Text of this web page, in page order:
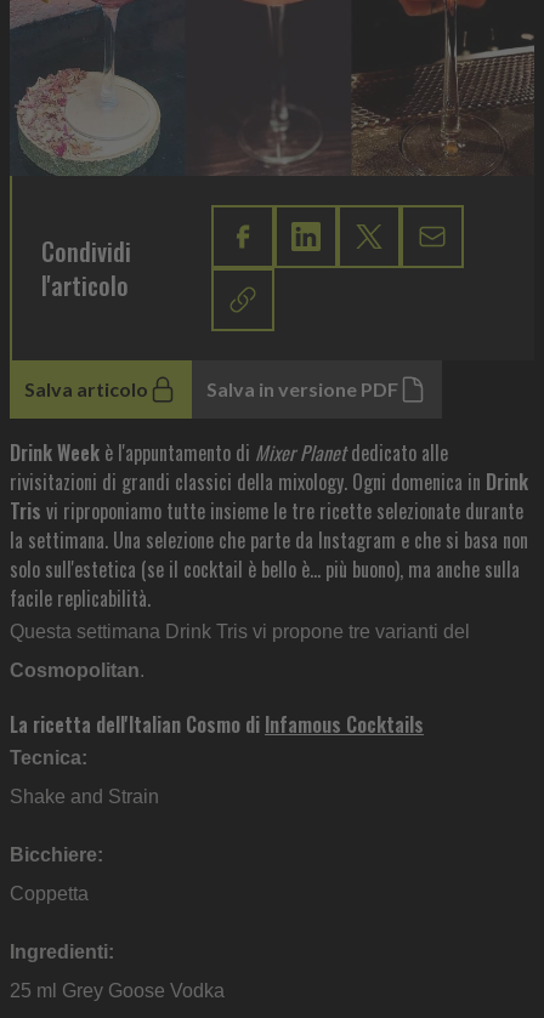
Condividi
l'articolo
Salva articolo Salva in versione PDF
Drink Week è l'appuntamento di Mixer Planetdedicato alle
rivisitazioni di grandi classici della mixology. Ogni domenica in Drink
Tris vi riproponiamo tutte insieme le tre ricette selezionate durante
la settimana. Una selezione che parte da Instagram e che si basa non
solo sull'estetica (se il cocktail è bello è... più buono), ma anche sulla
facile replicabilità.
Questa settimana Drink Tris vi propone tre varianti del
Cosmopolitan.
La ricetta dell'Italian Cosmo di Infamous Cocktails
Tecnica:
Shake and Strain
Bicchiere:
Coppetta
Ingredienti:
25 ml Grey Goose Vodka